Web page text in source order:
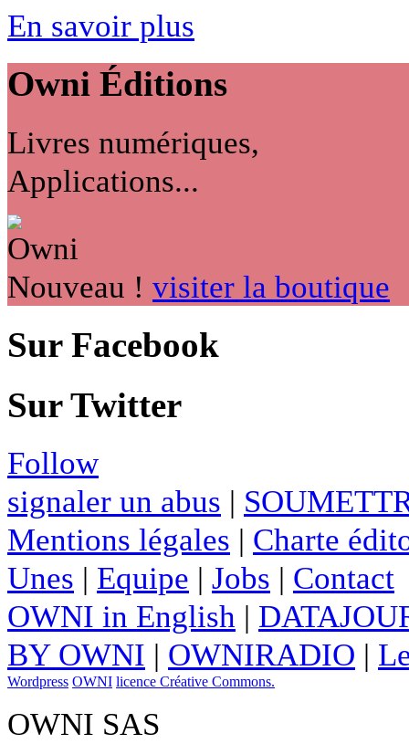
En savoir plus
Owni Éditions
Livres numériques,
Applications...
Nouveau ! visiter la boutique
Sur Facebook
Sur Twitter
Follow
signaler un abus |
Mentions légales | Charte
Unes | Equipe | Jobs | Contact
OWNI in English |
BY OWNI | OWNIRADIO |
Wordpress OWNI licence Créative Commons.
OWNI SAS